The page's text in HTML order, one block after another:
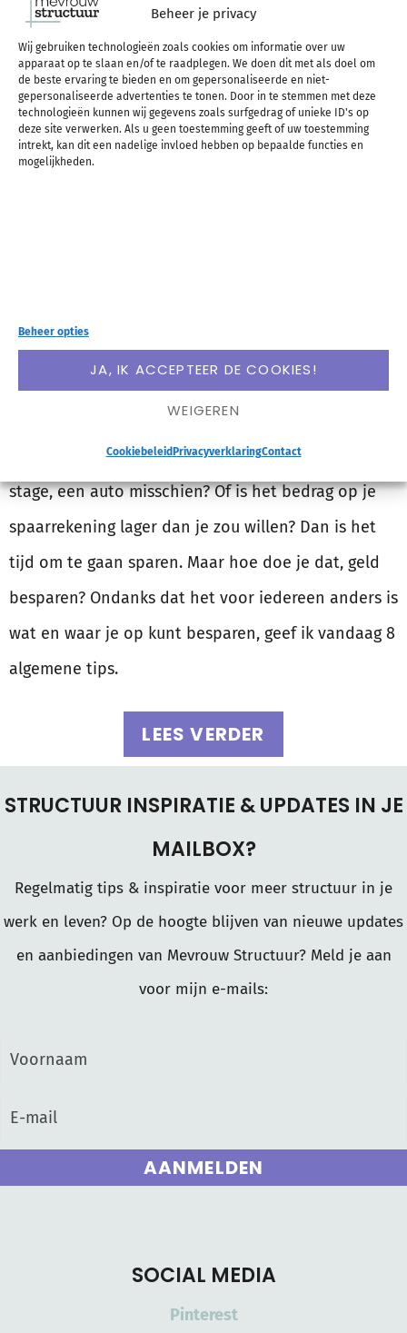
Beheer je privacy
Wij gebruiken technologieën zoals cookies om informatie over uw
apparaat op te slaan en/of te raadplegen. We doen dit met als doel om
de beste ervaring te bieden en om gepersonaliseerde en niet-
gepersonaliseerde advertenties te tonen. Door in te stemmen met deze
technologieën kunnen wij gegevens zoals surfgedrag of unieke ID's op
deze site verwerken. Als u geen toestemming geeft of uw toestemming
intrekt, kan dit een nadelige invloed hebben op bepaalde functies en
mogelijkheden.
Beheer opties
JA, IK ACCEPTEER DE COOKIES!
WEIGEREN
CookiebeleidPrivacyverklaringContact
Tips om geld te
besparen
Wil je een uitgave doen waar je zo 1 2 3 het geld
niet voor hebt? Een vakantie, een buitenlandse
stage, een auto misschien? Of is het bedrag op je
spaarrekening lager dan je zou willen? Dan is het
tijd om te gaan sparen. Maar hoe doe je dat, geld
besparen? Ondanks dat het voor iedereen anders is
wat en waar je op kunt besparen, geef ik vandaag 8
algemene tips.
LEES VERDER
STRUCTUUR INSPIRATIE & UPDATES IN JE
MAILBOX?
Regelmatig tips & inspiratie voor meer structuur in je
werk en leven? Op de hoogte blijven van nieuwe updates
en aanbiedingen van Mevrouw Structuur? Meld je aan
voor mijn e-mails:
AANMELDEN
SOCIAL MEDIA
Pinterest